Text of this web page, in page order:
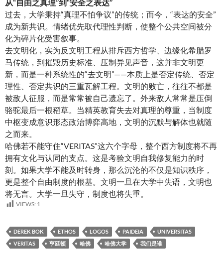
从“自由之真理”到“安全之表达”
过去，大学秉持“真理不怕争议”的传统；而今，“表达的安全”
成为新共识。情绪优先取代理性判断，使整个公共空间被分
化为碎片化受害叙事。
去文明化，实为反文明工程从排斥西方哲学、边缘化希腊罗
马传统，到摧毁历史标准、压制异见声音，这并非文明更
新，而是一种系统性的“去文明”——本质上是否定传统、否定
理性、否定共识的三重瓦解工程。文明的败亡，往往不都是
被敌人征服，而是常常被自己遗忘了。外来敌人常常是压倒
骆驼最后一根稻草。当精英教育失去对真理的尊重，当制度
中枢变成意识形态政治博弈高地，文明的沉默与解体也就随
之而来。
哈佛若不能守住“VERITAS”这六个字母，整个西方制度将不再
拥有文化与认同的支点。这是考验文明自我修复能力的时
刻。如果大学不能及时转身，那么沉沦的不仅是知识秩序，
更是整个自由制度的根基。文明一旦在大学中失语，文明也
将无言。大学一旦失守，制度也将失重。
VIEWS: 1
DEREK BOK ETHOS LOGOS PAIDEIA
UNIVERSITAS
VERITAS
亨廷顿 哈佛 哈佛大学 我们是谁